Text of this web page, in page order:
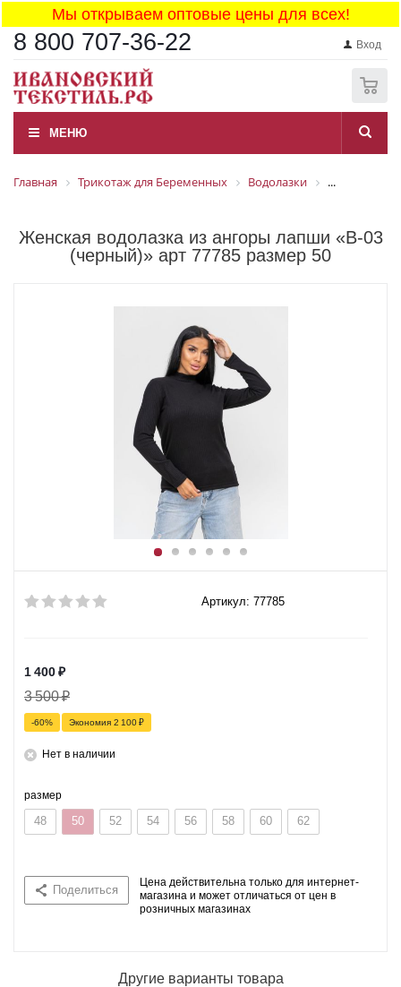
Мы открываем оптовые цены для всех!
8 800 707-36-22 Вход
МЕНЮ
Главная Трикотаж для Беременных Водолазки ...
Женская водолазка из ангоры лапши «В-03
(черный)» арт 77785 размер 50
Артикул: 77785
1 400₽
3 500₽
-60% Экономия 2 100₽
Нет в наличии
размер
48 50 52 54 56 58 60 62
Поделиться
Цена действительна только для интернет-
магазина и может отличаться от цен в
розничных магазинах
Другие варианты товара